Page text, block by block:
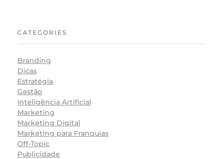
CATEGORIES
Branding
Dicas
Estratégia
Gestão
Inteligência Artificial
Marketing
Marketing Digital
Marketing para Franquias
Off-Topic
Publicidade